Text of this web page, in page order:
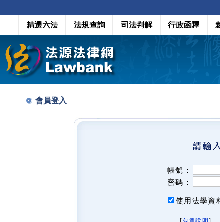
精選六法 法規查詢 司法判解 行政函釋
會員登入
帳號：
密碼：
使用法學資
[勾選說明 ]